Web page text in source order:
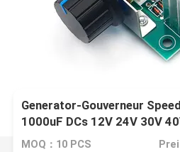
Generator-Gouverneur
1000uF DCs 12V 24V 30V
MOQ：10 PCS